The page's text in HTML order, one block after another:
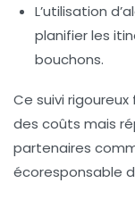
L’utilisation
planifier les
bouchons.
Ce suivi
des coûts mais
partenaires
écoresponsable